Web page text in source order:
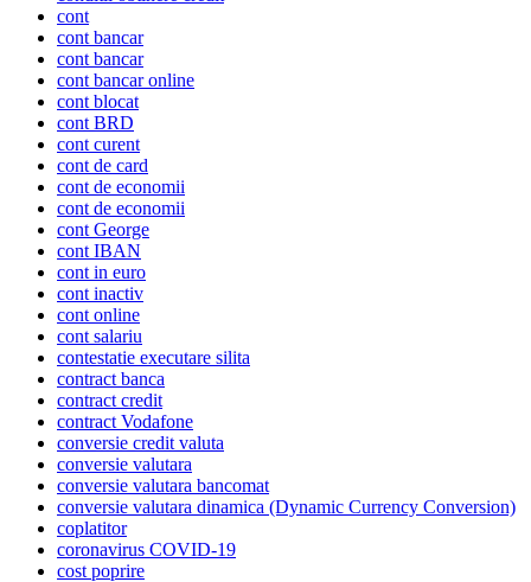
cont
cont bancar
cont bancar
cont bancar online
cont blocat
cont BRD
cont curent
cont de card
cont de economii
cont de economii
cont George
cont IBAN
cont in euro
cont inactiv
cont online
cont salariu
contestatie executare silita
contract banca
contract credit
contract Vodafone
conversie credit valuta
conversie valutara
conversie valutara bancomat
conversie valutara dinamica (Dynamic Currency Conversion)
coplatitor
coronavirus COVID-19
cost poprire